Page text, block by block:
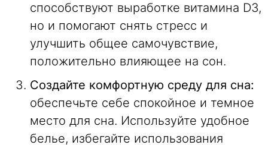
способствуют выработке витамина D3,
но и помогают снять стресс и
улучшить общее самочувствие,
положительно влияющее на сон.
Создайте комфортную среду для сна:
обеспечьте себе спокойное и темное
место для сна. Используйте удобное
белье, избегайте использования